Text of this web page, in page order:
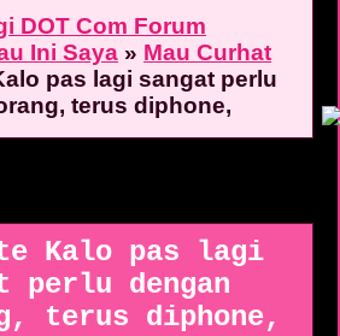
DOT Com Forum
Ini Saya » Mau Curhat
pas lagi sangat perlu
terus diphone,
Kalo pas lagi
perlu dengan
terus diphone,